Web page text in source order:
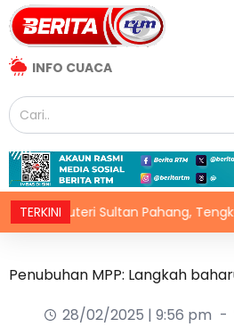
INFO CUACA
TERKINI
Puteri Sultan Pahang, Tengku
Penubuhan MPP: Langkah
28/02/2025 | 9:56 pm